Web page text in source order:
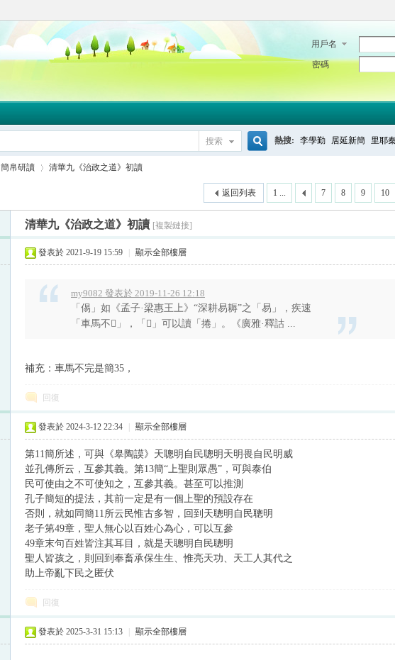
用戶名
密碼
搜索 熱搜: 李學勤 居延新簡 里耶
簡帛研讀
›
清華九《治政之道》初讀
1 ... 7 8 9 10
返回列表
清華九《治政之道》初讀 [複製鏈接]
發表於 2021-9-19 15:59 顯示全部樓層
my9082 發表於 2019-11-26 12:18
「㑥」如《孟子·梁惠王上》“深耕易耨”之「易」，疾速
「車馬不」，「」可以讀「捲」。《廣雅·釋詁 ...
補充：車馬不完是簡35，
回復
發表於 2024-3-12 22:34 顯示全部樓層
第11簡所述，可與《皋陶謨》天聰明自民聰明天明畏自民明威
並孔傳所云，互參其義。第13簡“上聖則眾愚”，可與泰伯
民可使由之不可使知之，互參其義。甚至可以推測
孔子簡短的提法，其前一定是有一個上聖的預設存在
否則，就如同簡11所云民惟古多智，回到天聰明自民聰明
老子第49章，聖人無心以百姓心為心，可以互參
49章末句百姓皆注其耳目，就是天聰明自民聰明
聖人皆孩之，則回到奉畜承保生生、惟亮天功、天工人其代之
助上帝亂下民之匿伏
回復
發表於 2025-3-31 15:13 顯示全部樓層